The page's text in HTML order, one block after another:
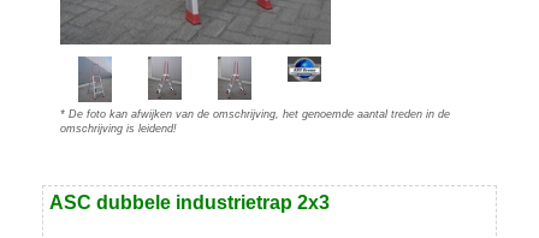
* De foto kan afwijken van de omschrijving, het genoemde aantal treden in de
omschrijving is leidend!
ASC dubbele industrietrap 2x3